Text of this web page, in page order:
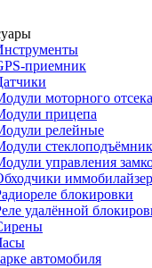
приемник
моторного отсека
прицепа
релейные
управления
блокировки
удалённой
автомобиля